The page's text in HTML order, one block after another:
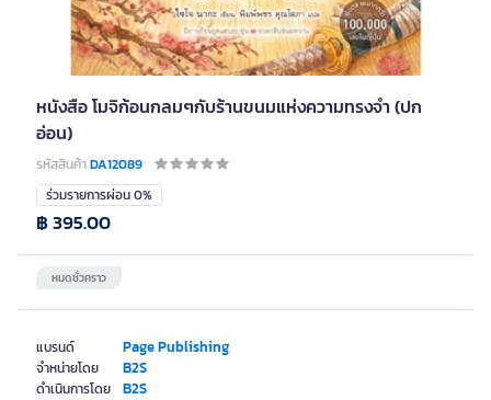
หนังสือ โมจิก้อนกลมๆกับร้านขนมแห่งความทรงจำ (ปก
อ่อน)
รหัสสินค้าDA12089
แบรนด์ Page Publishing
จำหน่ายโดย B2S
ดำเนินการโดย B2S
ร่วมรายการผ่อน 0%
หมดชั่วคราว
฿ 395.00